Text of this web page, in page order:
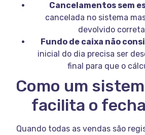
Cancelamentos sem
cancelada no sistema
devolvido
Fundo de caixa não
inicial do dia precisa ser
final para que o
Como um
facilita o
Quando todas as vendas são